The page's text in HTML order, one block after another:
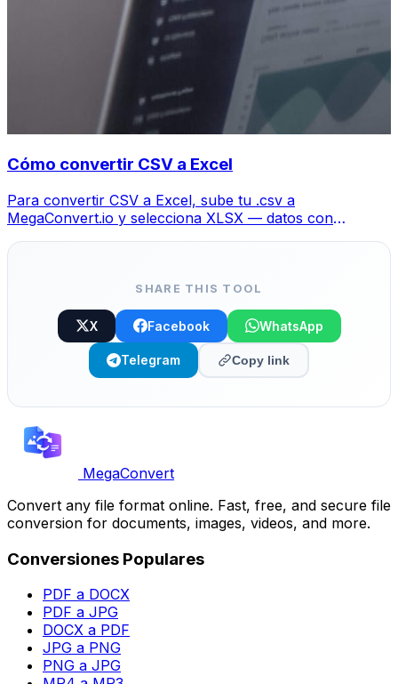
Cómo convertir CSV a Excel
Para convertir CSV a Excel, sube tu .csv a
MegaConvert.io y selecciona XLSX — datos con
SHARE THIS TOOL
X Facebook WhatsApp
Telegram Copy link
MegaConvert
Convert any file format online. Fast, free, and secure file
conversion for documents, images, videos, and more.
Conversiones Populares
PDF a DOCX
PDF a JPG
DOCX a PDF
JPG a PNG
PNG a JPG